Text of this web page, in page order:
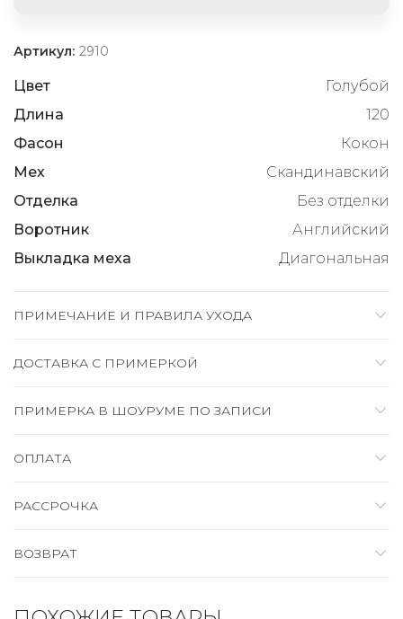
Артикул: 2910
Цвет
Голубой
Длина
120
Фасон
Кокон
Мех
Скандинавский
Отделка
Без отделки
Воротник
Английский
Выкладка меха
Диагональная
ПРИМЕЧАНИЕ И ПРАВИЛА УХОДА
ДОСТАВКА C ПРИМЕРКОЙ
ПРИМЕРКА В ШОУРУМЕ ПО ЗАПИСИ
ОПЛАТА
РАССРОЧКА
ВОЗВРАТ